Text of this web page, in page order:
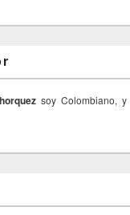
soy Colombiano, y